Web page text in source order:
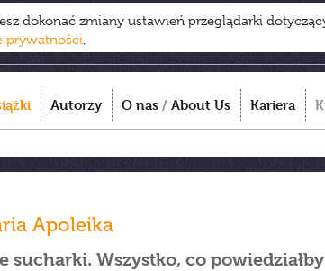
dokonać zmiany ustawień przeglądarki
prywatności.
Autorzy O nas / About Us Kariera
Apoleika
sucharki. Wszystko, co